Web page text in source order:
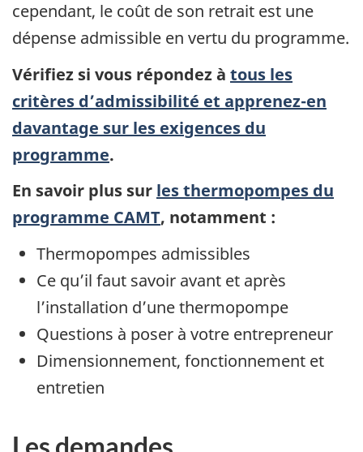
cependant, le coût de son retrait est une
dépense admissible en vertu du programme.
Vérifiez si vous répondez à tous les
critères d’admissibilité et apprenez-en
davantage sur les exigences du
programme.
En savoir plus sur les thermopompes du
programme CAMT, notamment :
Thermopompes admissibles
Ce qu’il faut savoir avant et après
l’installation d’une thermopompe
Questions à poser à votre entrepreneur
Dimensionnement, fonctionnement et
entretien